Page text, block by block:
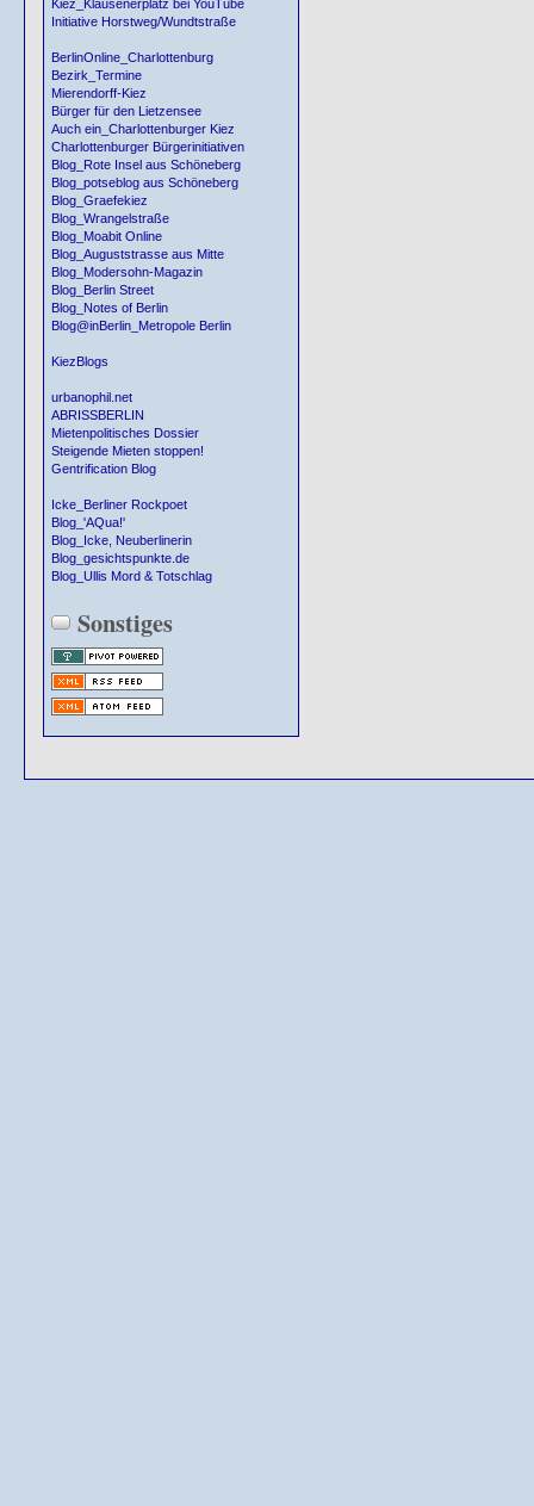
Kiez_Klausenerplatz bei YouTube
Initiative Horstweg/Wundtstraße
BerlinOnline_Charlottenburg
Bezirk_Termine
Mierendorff-Kiez
Bürger für den Lietzensee
Auch ein_Charlottenburger Kiez
Charlottenburger Bürgerinitiativen
Blog_Rote Insel aus Schöneberg
Blog_potseblog aus Schöneberg
Blog_Graefekiez
Blog_Wrangelstraße
Blog_Moabit Online
Blog_Auguststrasse aus Mitte
Blog_Modersohn-Magazin
Blog_Berlin Street
Blog_Notes of Berlin
Blog@inBerlin_Metropole Berlin
KiezBlogs
urbanophil.net
ABRISSBERLIN
Mietenpolitisches Dossier
Steigende Mieten stoppen!
Gentrification Blog
Icke_Berliner Rockpoet
Blog_'AQua!'
Blog_Icke, Neuberlinerin
Blog_gesichtspunkte.de
Blog_Ullis Mord & Totschlag
Sonstiges